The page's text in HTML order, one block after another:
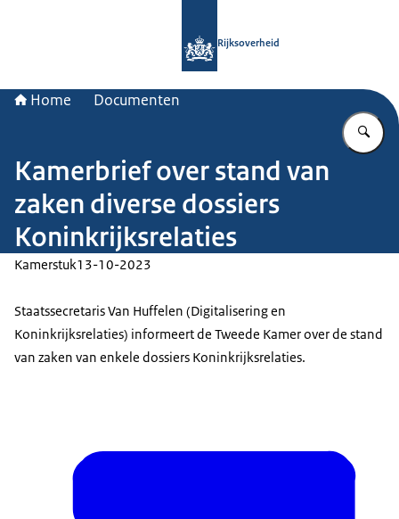
Rijksoverheid
Home Documenten
Kamerbrief over stand van
zaken diverse dossiers
Koninkrijksrelaties
Kamerstuk13-10-2023
Staatssecretaris Van Huffelen (Digitalisering en
Koninkrijksrelaties) informeert de Tweede Kamer over de stand
van zaken van enkele dossiers Koninkrijksrelaties.